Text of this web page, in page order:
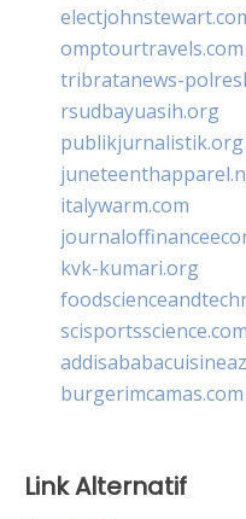
omptourtravels.com
tribratanews-
rsudbayuasih.org
publikjurnalistik.org
italywarm.com
kvk-kumari.org
scisportsscience.com
burgerimcamas.com
Link Alternatif